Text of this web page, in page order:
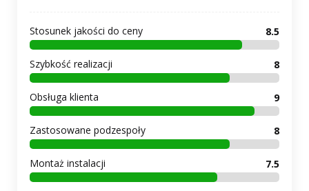
Stosunek jakości do ceny 8.5
Szybkość realizacji 8
Obsługa klienta 9
Zastosowane podzespoły 8
Montaż instalacji 7.5